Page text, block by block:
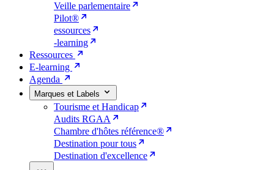
Veille parlementaire
Pilot®
essources
-learning
Ressources
E-learning
Agenda
Marques et Labels
Tourisme et Handicap
Audits RGAA
Chambre d'hôtes référence®
Destination pour tous
Destination d'excellence